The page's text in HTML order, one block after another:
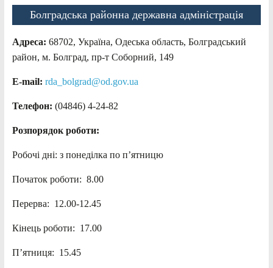
Болградська районна державна адміністрація
Адреса: 68702, Україна, Одеська область, Болградський
район, м. Болград, пр-т Соборний, 149
E-mail: rda_bolgrad@od.gov.ua
Телефон: (04846) 4-24-82
Розпорядок роботи:
Робочі дні: з понеділка по п’ятницю
Початок роботи: 8.00
Перерва: 12.00-12.45
Кінець роботи: 17.00
П’ятниця: 15.45